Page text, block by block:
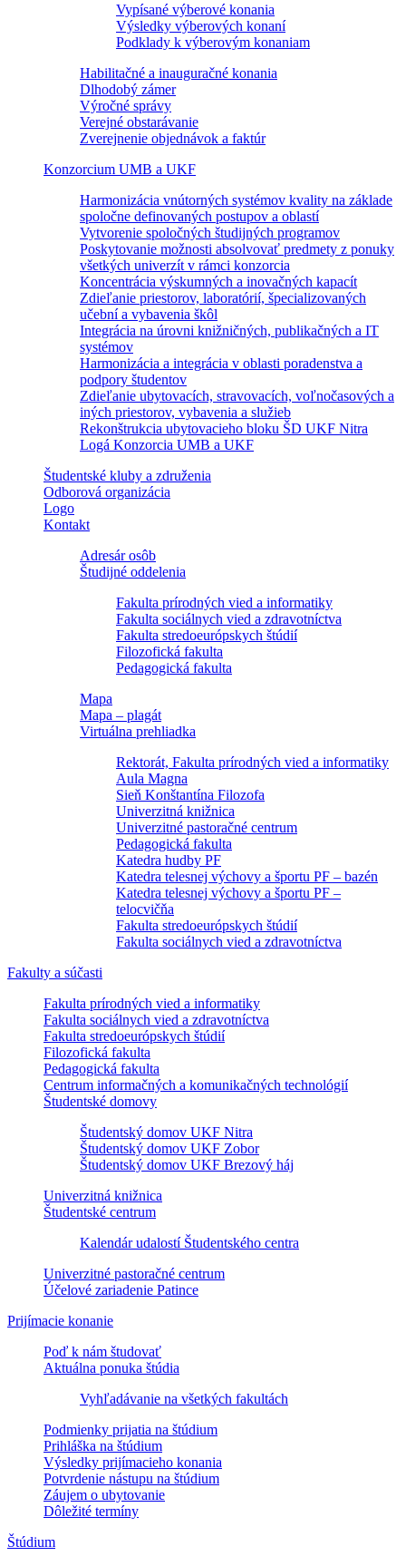
Vypísané výberové konania
Výsledky výberových konaní
Podklady k výberovým konaniam
Habilitačné a inauguračné konania
Dlhodobý zámer
Výročné správy
Verejné obstarávanie
Zverejnenie objednávok a faktúr
Konzorcium UMB a UKF
Harmonizácia vnútorných systémov kvality na základe
spoločne definovaných postupov a oblastí
Vytvorenie spoločných študijných programov
Poskytovanie možnosti absolvovať predmety z ponuky
všetkých univerzít v rámci konzorcia
Koncentrácia výskumných a inovačných kapacít
Zdieľanie priestorov, laboratórií, špecializovaných
učební a vybavenia škôl
Integrácia na úrovni knižničných, publikačných a IT
systémov
Harmonizácia a integrácia v oblasti poradenstva a
podpory študentov
Zdieľanie ubytovacích, stravovacích, voľnočasových a
iných priestorov, vybavenia a služieb
Rekonštrukcia ubytovacieho bloku ŠD UKF Nitra
Logá Konzorcia UMB a UKF
Študentské kluby a združenia
Odborová organizácia
Logo
Kontakt
Adresár osôb
Študijné oddelenia
Fakulta prírodných vied a informatiky
Fakulta sociálnych vied a zdravotníctva
Fakulta stredoeurópskych štúdií
Filozofická fakulta
Pedagogická fakulta
Mapa
Mapa – plagát
Virtuálna prehliadka
Rektorát, Fakulta prírodných vied a informatiky
Aula Magna
Sieň Konštantína Filozofa
Univerzitná knižnica
Univerzitné pastoračné centrum
Pedagogická fakulta
Katedra hudby PF
Katedra telesnej výchovy a športu PF – bazén
Katedra telesnej výchovy a športu PF –
telocvičňa
Fakulta stredoeurópskych štúdií
Fakulta sociálnych vied a zdravotníctva
Fakulty a súčasti
Fakulta prírodných vied a informatiky
Fakulta sociálnych vied a zdravotníctva
Fakulta stredoeurópskych štúdií
Filozofická fakulta
Pedagogická fakulta
Centrum informačných a komunikačných technológií
Študentské domovy
Študentský domov UKF Nitra
Študentský domov UKF Zobor
Študentský domov UKF Brezový háj
Univerzitná knižnica
Študentské centrum
Kalendár udalostí Študentského centra
Univerzitné pastoračné centrum
Účelové zariadenie Patince
Prijímacie konanie
Poď k nám študovať
Aktuálna ponuka štúdia
Vyhľadávanie na všetkých fakultách
Podmienky prijatia na štúdium
Prihláška na štúdium
Výsledky prijímacieho konania
Potvrdenie nástupu na štúdium
Záujem o ubytovanie
Dôležité termíny
Štúdium